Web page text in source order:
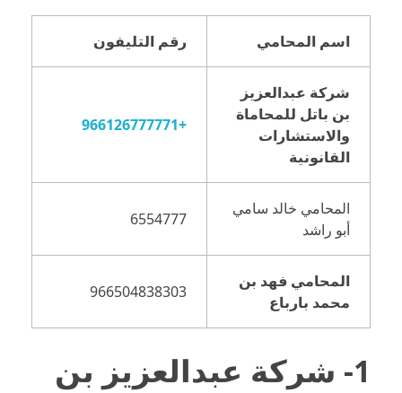
اسم المحامي رقم التليفون
شركة عبدالعزيز
بن باتل للمحاماة
والاستشارات
القانونية
+966126777771
المحامي خالد سامي
أبو راشد
6554777
المحامي فهد بن
محمد بارباع
966504838303
1- شركة عبدالعزيز بن